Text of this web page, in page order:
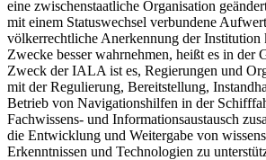
eine zwischenstaatliche Organisation
mit einem Statuswechsel verbundene
völkerrechtliche Anerkennung der
Zwecke besser wahrnehmen, heißt es in der
Zweck der IALA ist es, Regierungen und
mit der Regulierung, Bereitstellung,
Betrieb von Navigationshilfen in der
Fachwissens- und Informationsaustausch
die Entwicklung und Weitergabe von
Erkenntnissen und Technologien zu